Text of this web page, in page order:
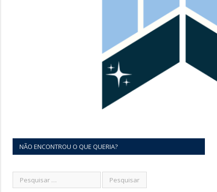
NÃO ENCONTROU O QUE QUERIA?